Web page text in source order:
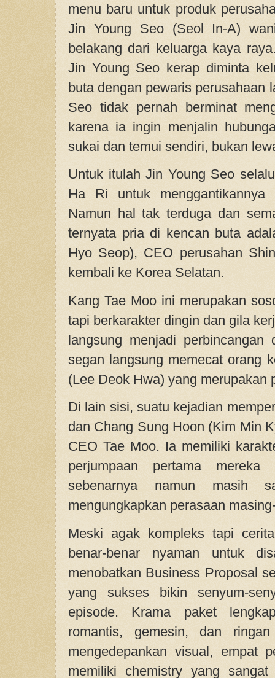
menu baru untuk produk
Jin Young Seo (Seol In-A)
belakang dari keluarga kaya
Jin Young Seo kerap diminta
buta dengan pewaris perusahaan
Seo tidak pernah berminat
karena ia ingin menjalin
sukai dan temui sendiri, bukan
Untuk itulah Jin Young Seo
Ha Ri untuk
Namun hal tak terduga dan
ternyata pria di kencan buta
Hyo Seop), CEO perusahan
kembali ke Korea Selatan.
Kang Tae Moo ini merupakan
tapi berkarakter dingin dan gila
langsung menjadi
segan langsung memecat orang
(Lee Deok Hwa) yang merupakan
Di lain sisi, suatu kejadian
dan Chang Sung Hoon (Kim Min
CEO Tae Moo. Ia memiliki
perjumpaan pertama
sebenarnya namun masih
mengungkapkan perasaan
Meski agak kompleks tapi
benar-benar nyaman untuk
menobatkan Business Proposal
yang sukses bikin senyum-
episode. Krama paket
romantis, gemesin, dan
mengedepankan visual, empat
memiliki chemistry yang